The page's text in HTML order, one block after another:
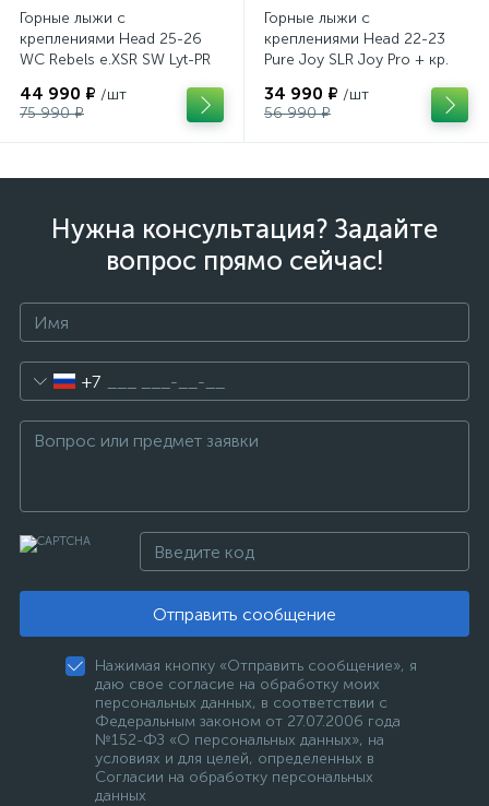
Горные лыжи с
креплениями Head 25-26
WC Rebels e.XSR SW Lyt-PR
(100943)
44 990 ₽ /шт
75 990 ₽
Горные лыжи с
креплениями Head 22-23
Pure Joy SLR Joy Pro + кр.
(100953)
34 990 ₽ /шт
56 990 ₽
Нужна консультация? Задайте
вопрос прямо сейчас!
+7
Отправить сообщение
Нажимая кнопку «Отправить сообщение», я
даю свое согласие на обработку моих
персональных данных, в соответствии с
Федеральным законом от 27.07.2006 года
№152-ФЗ «О персональных данных», на
условиях и для целей, определенных в
Согласии на обработку персональных
данных